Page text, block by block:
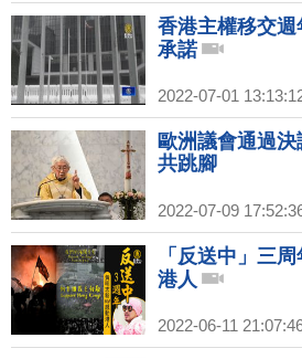
香港主權移交
承諾
2022-07-01
歐洲議會通過
共跳腳
2022-07-09
「反送中」三
港人
2022-06-11